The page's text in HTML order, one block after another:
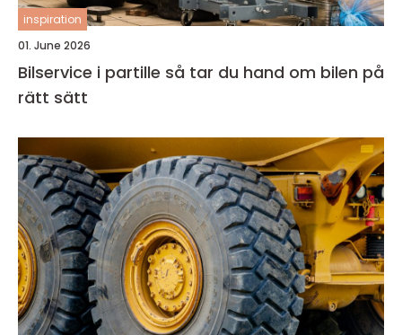
inspiration
01. June 2026
Bilservice i partille så tar du hand om bilen på
rätt sätt